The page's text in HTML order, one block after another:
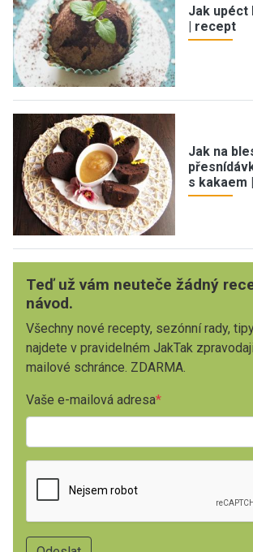
Jak upéct
| recept
Jak na
s kakaem
Teď už vám neuteče žádný
návod.
Všechny nové recepty, sezónní rady,
najdete v pravidelném JakTak
mailové schránce. ZDARMA.
Vaše e-mailová adresa